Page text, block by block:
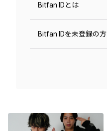
Bitfan IDとは
Bitfan IDを未登録の方